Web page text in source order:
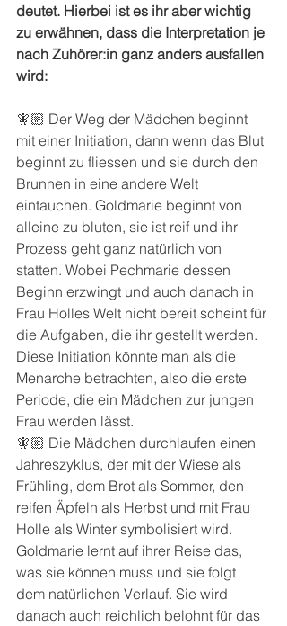
deutet. Hierbei ist es ihr aber wichtig
zu erwähnen, dass die Interpretation je
nach Zuhörer:in ganz anders ausfallen
wird:
🧚🏼 Der Weg der Mädchen beginnt
mit einer Initiation, dann wenn das Blut
beginnt zu fliessen und sie durch den
Brunnen in eine andere Welt
eintauchen. Goldmarie beginnt von
alleine zu bluten, sie ist reif und ihr
Prozess geht ganz natürlich von
statten. Wobei Pechmarie dessen
Beginn erzwingt und auch danach in
Frau Holles Welt nicht bereit scheint für
die Aufgaben, die ihr gestellt werden.
Diese Initiation könnte man als die
Menarche betrachten, also die erste
Periode, die ein Mädchen zur jungen
Frau werden lässt.
🧚🏼 Die Mädchen durchlaufen einen
Jahreszyklus, der mit der Wiese als
Frühling, dem Brot als Sommer, den
reifen Äpfeln als Herbst und mit Frau
Holle als Winter symbolisiert wird.
Goldmarie lernt auf ihrer Reise das,
was sie können muss und sie folgt
dem natürlichen Verlauf. Sie wird
danach auch reichlich belohnt für das